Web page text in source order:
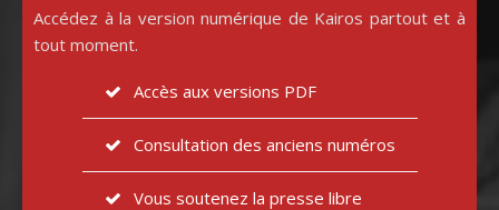
Accédez à la version numérique de Kairos partout et à
tout moment.
Accès aux versions PDF
Consultation des anciens numéros
Vous soutenez la presse libre